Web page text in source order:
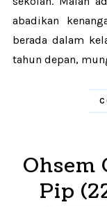
abadikan
berada dalam
tahun depan,
Ohsem
Pip